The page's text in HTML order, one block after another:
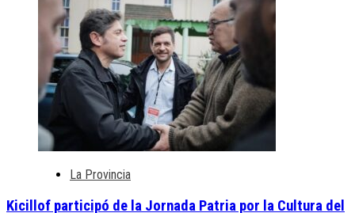
La Provincia
Kicillof participó de la Jornada Patria por la Cultura del